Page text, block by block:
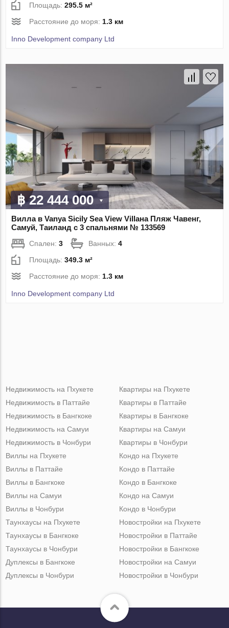
Площадь:295.5 м²
Расстояние до моря: 1.3 км
Inno Development company Ltd
฿ 22 444 000
Вилла в Vanya Sicily Sea View Villaна Пляж Чавенг,
Самуй, Таиланд с 3 спальнями № 133569
Спален:3 Ванных:4
Площадь:349.3 м²
Расстояние до моря: 1.3 км
Inno Development company Ltd
Недвижимость на Пхукете
Недвижимость в Паттайе
Недвижимость в Бангкоке
Недвижимость на Самуи
Недвижимость в Чонбури
Квартиры на Пхукете
Квартиры в Паттайе
Квартиры в Бангкоке
Квартиры на Самуи
Квартиры в Чонбури
Виллы на Пхукете
Виллы в Паттайе
Виллы в Бангкоке
Виллы на Самуи
Виллы в Чонбури
Кондо на Пхукете
Кондо в Паттайе
Кондо в Бангкоке
Кондо на Самуи
Кондо в Чонбури
Таунхаусы на Пхукете
Таунхаусы в Бангкоке
Таунхаусы в Чонбури
Дуплексы в Бангкоке
Дуплексы в Чонбури
Новостройки на Пхукете
Новостройки в Паттайе
Новостройки в Бангкоке
Новостройки на Самуи
Новостройки в Чонбури